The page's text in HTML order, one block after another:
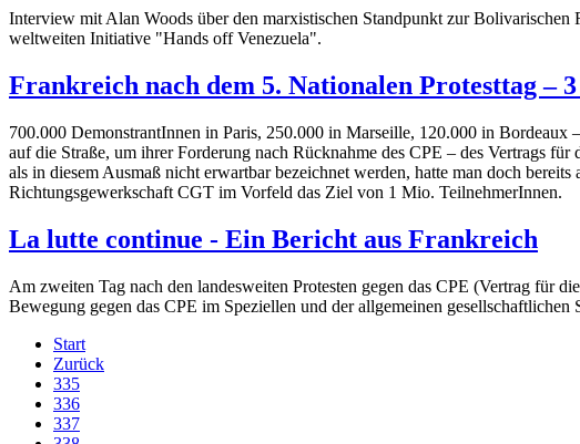
Interview mit Alan Woods über den marxistischen Standpunkt zur
weltweiten Initiative "Hands off Venezuela".
Frankreich nach dem 5. Nationalen Protesttag –
700.000 DemonstrantInnen in Paris, 250.000 in Marseille, 120.000 in Bordeaux
auf die Straße, um ihrer Forderung nach Rücknahme des CPE – des Vertrags
als in diesem Ausmaß nicht erwartbar bezeichnet werden, hatte man doch
Richtungsgewerkschaft CGT im Vorfeld das Ziel von 1 Mio. TeilnehmerInnen.
La lutte continue - Ein Bericht aus Frankreich
Am zweiten Tag nach den landesweiten Protesten gegen das CPE (Vertrag für
Bewegung gegen das CPE im Speziellen und der allgemeinen
Start
Zurück
335
336
337